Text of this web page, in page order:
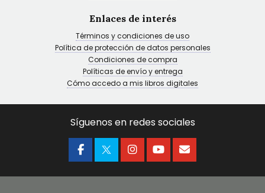
Enlaces de interés
Términos y condiciones de uso
Política de protección de datos personales
Condiciones de compra
Políticas de envío y entrega
Cómo accedo a mis libros digitales
Síguenos en redes sociales